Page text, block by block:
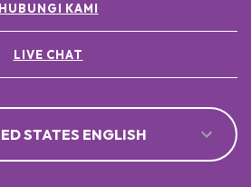
HUBUNGI KAMI
LIVE CHAT
STATES ENGLISH